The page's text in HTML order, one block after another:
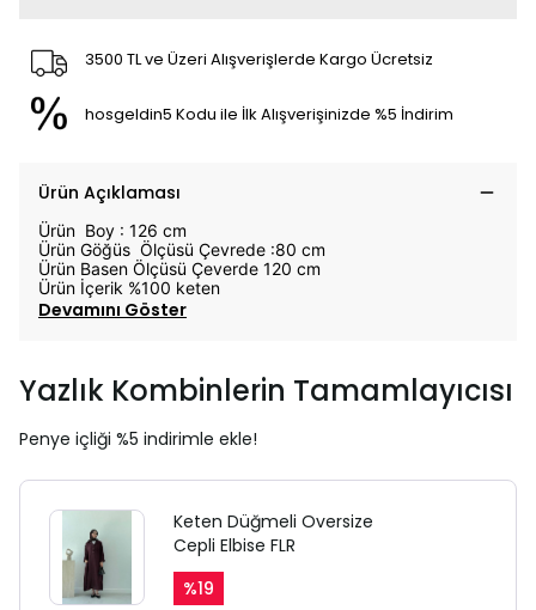
3500 TL ve Üzeri Alışverişlerde Kargo Ücretsiz
hosgeldin5 Kodu ile İlk Alışverişinizde %5 İndirim
Ürün Açıklaması
Ürün Boy : 126 cm
Ürün Göğüs Ölçüsü Çevrede :80 cm
Ürün Basen Ölçüsü Çeverde 120 cm
Ürün İçerik %100 keten
Devamını Göster
Yazlık Kombinlerin Tamamlayıcısı
Penye içliği %5 indirimle ekle!
Keten Düğmeli Oversize
Cepli Elbise FLR
%19